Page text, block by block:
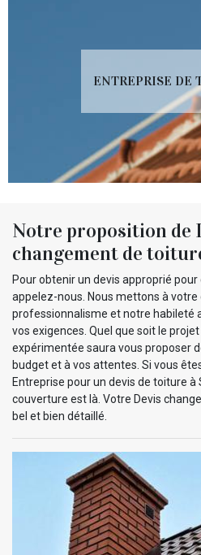
ENTREPRISE DE
Notre proposition de
changement de
Pour obtenir un devis approprié
appelez-nous. Nous mettons à
professionnalisme et notre habileté
vos exigences. Quel que soit le
expérimentée saura vous proposer
budget et à vos attentes. Si vous
Entreprise pour un devis de toiture à
couverture est là. Votre Devis
bel et bien détaillé.